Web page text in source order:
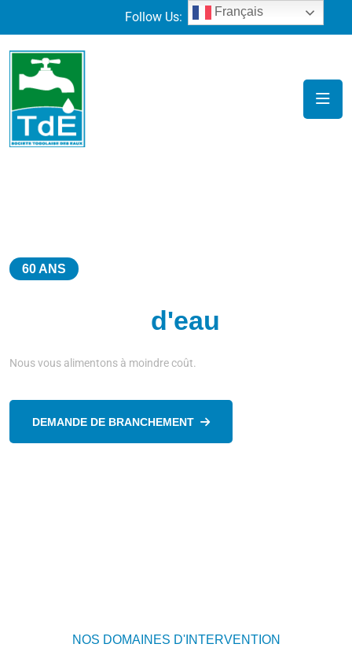
Follow Us:
60 ANS
d'eau
Nous vous alimentons à moindre coût.
DEMANDE DE BRANCHEMENT
NOS DOMAINES D'INTERVENTION
Français